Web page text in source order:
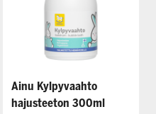
Ainu Kylpyvaahto
hajusteeton 300ml